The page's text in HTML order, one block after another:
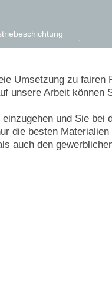
Umsetzung zu fairen
unsere Arbeit können
und Sie bei
die besten
auch den